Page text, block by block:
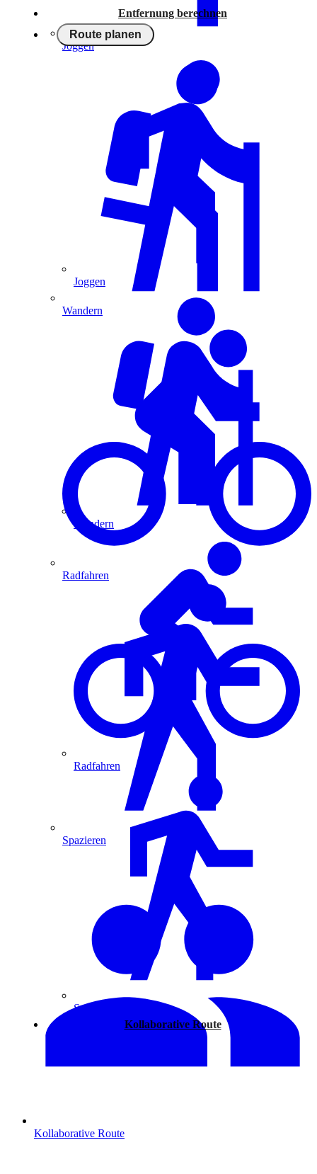
Entfernung berechnen
Route planen
Joggen
Wandern
Radfahren
Spazieren
Kollaborative Route
Joggen
Wandern
Radfahren
Spazieren
Kollaborative Route